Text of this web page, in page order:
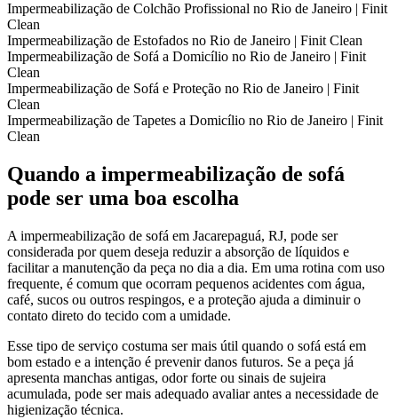
Impermeabilização de Colchão Profissional no Rio de Janeiro | Finit
Clean
Impermeabilização de Estofados no Rio de Janeiro | Finit Clean
Impermeabilização de Sofá a Domicílio no Rio de Janeiro | Finit
Clean
Impermeabilização de Sofá e Proteção no Rio de Janeiro | Finit
Clean
Impermeabilização de Tapetes a Domicílio no Rio de Janeiro | Finit
Clean
Quando a impermeabilização de sofá
pode ser uma boa escolha
A impermeabilização de sofá em Jacarepaguá, RJ, pode ser
considerada por quem deseja reduzir a absorção de líquidos e
facilitar a manutenção da peça no dia a dia. Em uma rotina com uso
frequente, é comum que ocorram pequenos acidentes com água,
café, sucos ou outros respingos, e a proteção ajuda a diminuir o
contato direto do tecido com a umidade.
Esse tipo de serviço costuma ser mais útil quando o sofá está em
bom estado e a intenção é prevenir danos futuros. Se a peça já
apresenta manchas antigas, odor forte ou sinais de sujeira
acumulada, pode ser mais adequado avaliar antes a necessidade de
higienização técnica.